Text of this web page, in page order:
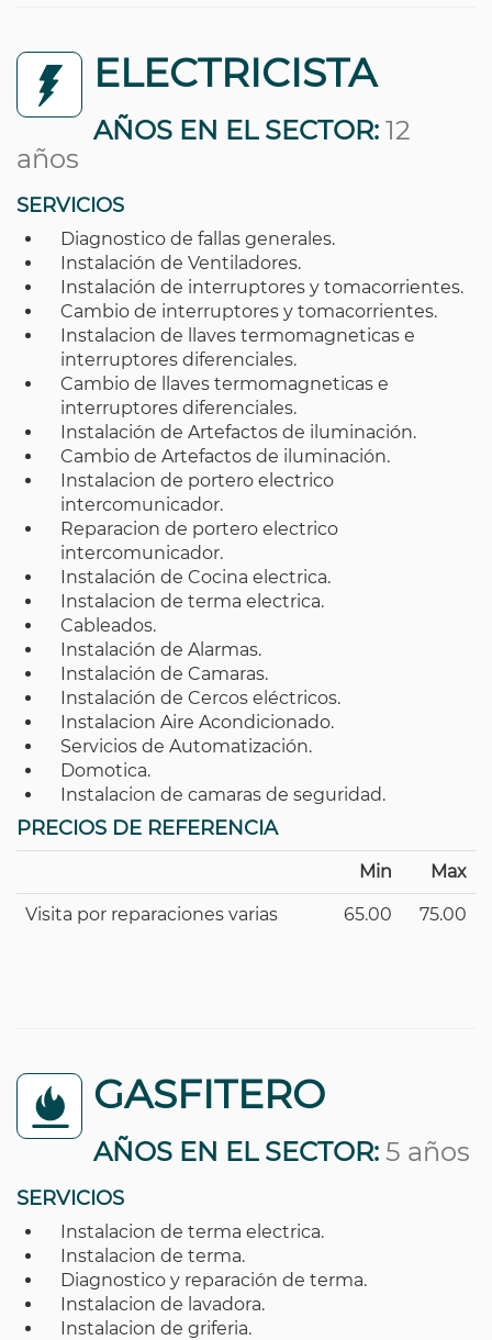
ELECTRICISTA
AÑOS EN EL SECTOR: 12
años
SERVICIOS
Diagnostico de fallas generales.
Instalación de Ventiladores.
Instalación de interruptores y tomacorrientes.
Cambio de interruptores y tomacorrientes.
Instalacion de llaves termomagneticas e
interruptores diferenciales.
Cambio de llaves termomagneticas e
interruptores diferenciales.
Instalación de Artefactos de iluminación.
Cambio de Artefactos de iluminación.
Instalacion de portero electrico
intercomunicador.
Reparacion de portero electrico
intercomunicador.
Instalación de Cocina electrica.
Instalacion de terma electrica.
Cableados.
Instalación de Alarmas.
Instalación de Camaras.
Instalación de Cercos eléctricos.
Instalacion Aire Acondicionado.
Servicios de Automatización.
Domotica.
Instalacion de camaras de seguridad.
PRECIOS DE REFERENCIA
Min Max
Visita por reparaciones varias 65.00 75.00
GASFITERO
AÑOS EN EL SECTOR: 5 años
SERVICIOS
Instalacion de terma electrica.
Instalacion de terma.
Diagnostico y reparación de terma.
Instalacion de lavadora.
Instalacion de griferia.